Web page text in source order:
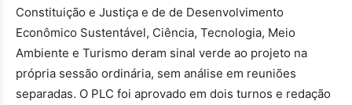
Constituição e Justiça e de de Desenvolvimento
Econômico Sustentável, Ciência, Tecnologia, Meio
Ambiente e Turismo deram sinal verde ao projeto na
própria sessão ordinária, sem análise em reuniões
separadas. O PLC foi aprovado em dois turnos e redação